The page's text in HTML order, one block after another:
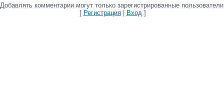
Добавлять комментарии могут только зарегистрированные пользователи.
[ Регистрация| Вход ]